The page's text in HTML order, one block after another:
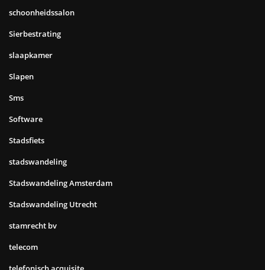
schoonheidssalon
Sierbestrating
slaapkamer
Slapen
Sms
Software
Stadsfiets
stadswandeling
Stadswandeling Amsterdam
Stadswandeling Utrecht
stamrecht bv
telecom